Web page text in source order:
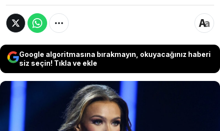
Google algoritmasına bırakmayın, okuyacağınız haberi
siz seçin! Tıkla ve ekle
ABD'de Güzellik Kraliçesi seçilen 24